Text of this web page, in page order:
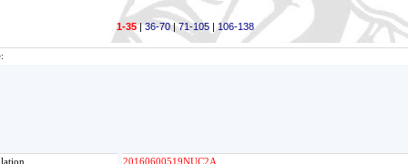
1-35|36-70|71-105| 106-138
20160600519NUC2A